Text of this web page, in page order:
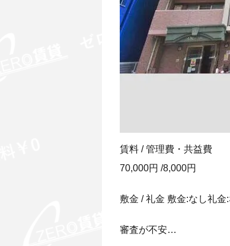
賃料 / 管理費・共益費
70,000円 /8,000円
敷金 / 礼金 敷金:なし礼金
審査が不安…